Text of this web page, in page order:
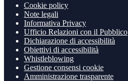
Cookie policy
Note legali
Informativa Privacy
Ufficio Relazioni con il Pubblico
Dichiarazione di accessibilità
Obiettivi di accessibilità
Whistleblowing
Gestione consensi cookie
Amministrazione trasparente